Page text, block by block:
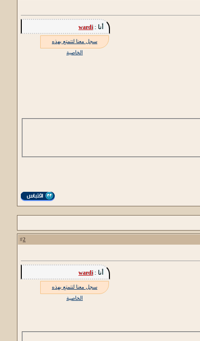
أنا :wardi
سجل معنا لتتمتع بهذه
الخاصية
2
أنا :wardi
سجل معنا لتتمتع بهذه
الخاصية